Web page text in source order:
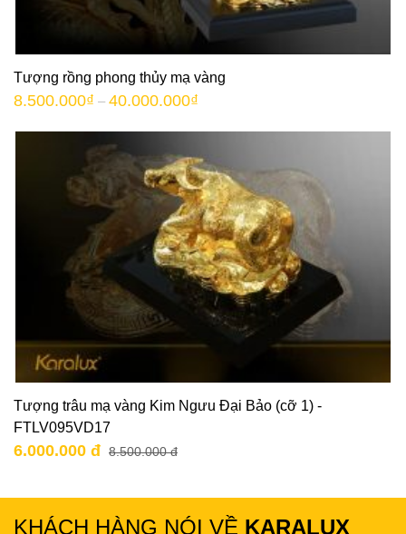
Tượng rồng phong thủy mạ vàng
8.500.000₫ – 40.000.000₫
Tượng trâu mạ vàng Kim Ngưu Đại Bảo (cỡ 1) -
FTLV095VD17
6.000.000 đ 8.500.000 đ
KHÁCH HÀNG NÓI VỀ KARALUX